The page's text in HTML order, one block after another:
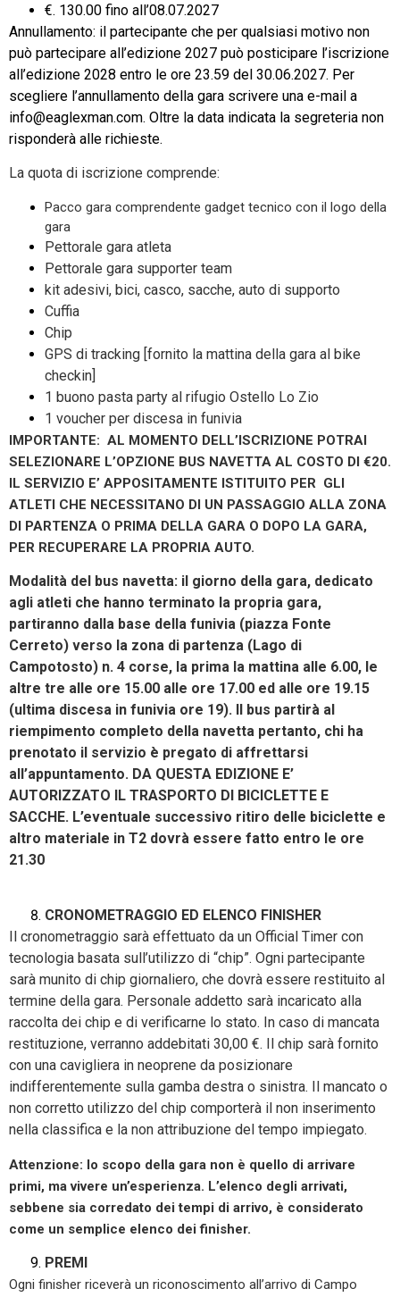
€. 130.00 fino all’08.07.2027
Annullamento: il partecipante che per qualsiasi motivo non
può partecipare all’edizione 2027 può posticipare l’iscrizione
all’edizione 2028 entro le ore 23.59 del 30.06.2027. Per
scegliere l’annullamento della gara scrivere una e-mail a
info@eaglexman.com. Oltre la data indicata la segreteria non
risponderà alle richieste.
La quota di iscrizione comprende:
Pacco gara comprendente gadget tecnico con il logo della
gara
Pettorale gara atleta
Pettorale gara supporter team
kit adesivi, bici, casco, sacche, auto di supporto
Cuffia
Chip
GPS di tracking [fornito la mattina della gara al bike
checkin]
1 buono pasta party al rifugio Ostello Lo Zio
1 voucher per discesa in funivia
IMPORTANTE: AL MOMENTO DELL’ISCRIZIONE POTRAI
SELEZIONARE L’OPZIONE BUS NAVETTA AL COSTO DI €20.
IL SERVIZIO E’ APPOSITAMENTE ISTITUITO PER GLI
ATLETI CHE NECESSITANO DI UN PASSAGGIO ALLA ZONA
DI PARTENZA O PRIMA DELLA GARA O DOPO LA GARA,
PER RECUPERARE LA PROPRIA AUTO.
Modalità del bus navetta: il giorno della gara, dedicato
agli atleti che hanno terminato la propria gara,
partiranno dalla base della funivia (piazza Fonte
Cerreto) verso la zona di partenza (Lago di
Campotosto) n. 4 corse, la prima la mattina alle 6.00, le
altre tre alle ore 15.00 alle ore 17.00 ed alle ore 19.15
(ultima discesa in funivia ore 19). Il bus partirà al
riempimento completo della navetta pertanto, chi ha
prenotato il servizio è pregato di affrettarsi
all’appuntamento. DA QUESTA EDIZIONE E’
AUTORIZZATO IL TRASPORTO DI BICICLETTE E
SACCHE. L’eventuale successivo ritiro delle biciclette e
altro materiale in T2 dovrà essere fatto entro le ore
21.30
CRONOMETRAGGIO ED ELENCO FINISHER
Il cronometraggio sarà effettuato da un Official Timer con
tecnologia basata sull’utilizzo di “chip”. Ogni partecipante
sarà munito di chip giornaliero, che dovrà essere restituito al
termine della gara. Personale addetto sarà incaricato alla
raccolta dei chip e di verificarne lo stato. In caso di mancata
restituzione, verranno addebitati 30,00 €. Il chip sarà fornito
con una cavigliera in neoprene da posizionare
indifferentemente sulla gamba destra o sinistra. Il mancato o
non corretto utilizzo del chip comporterà il non inserimento
nella classifica e la non attribuzione del tempo impiegato.
Attenzione: lo scopo della gara non è quello di arrivare
primi, ma vivere un’esperienza. L’elenco degli arrivati,
sebbene sia corredato dei tempi di arrivo, è considerato
come un semplice elenco dei finisher.
PREMI
Ogni finisher riceverà un riconoscimento all’arrivo di Campo